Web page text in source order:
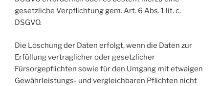
gesetzliche Verpflichtung gem. Art. 6 Abs. 1 lit. c.
DSGVO.
Die Löschung der Daten erfolgt, wenn die Daten zur
Erfüllung vertraglicher oder gesetzlicher
Fürsorgepflichten sowie für den Umgang mit etwaigen
Gewährleistungs- und vergleichbaren Pflichten nicht